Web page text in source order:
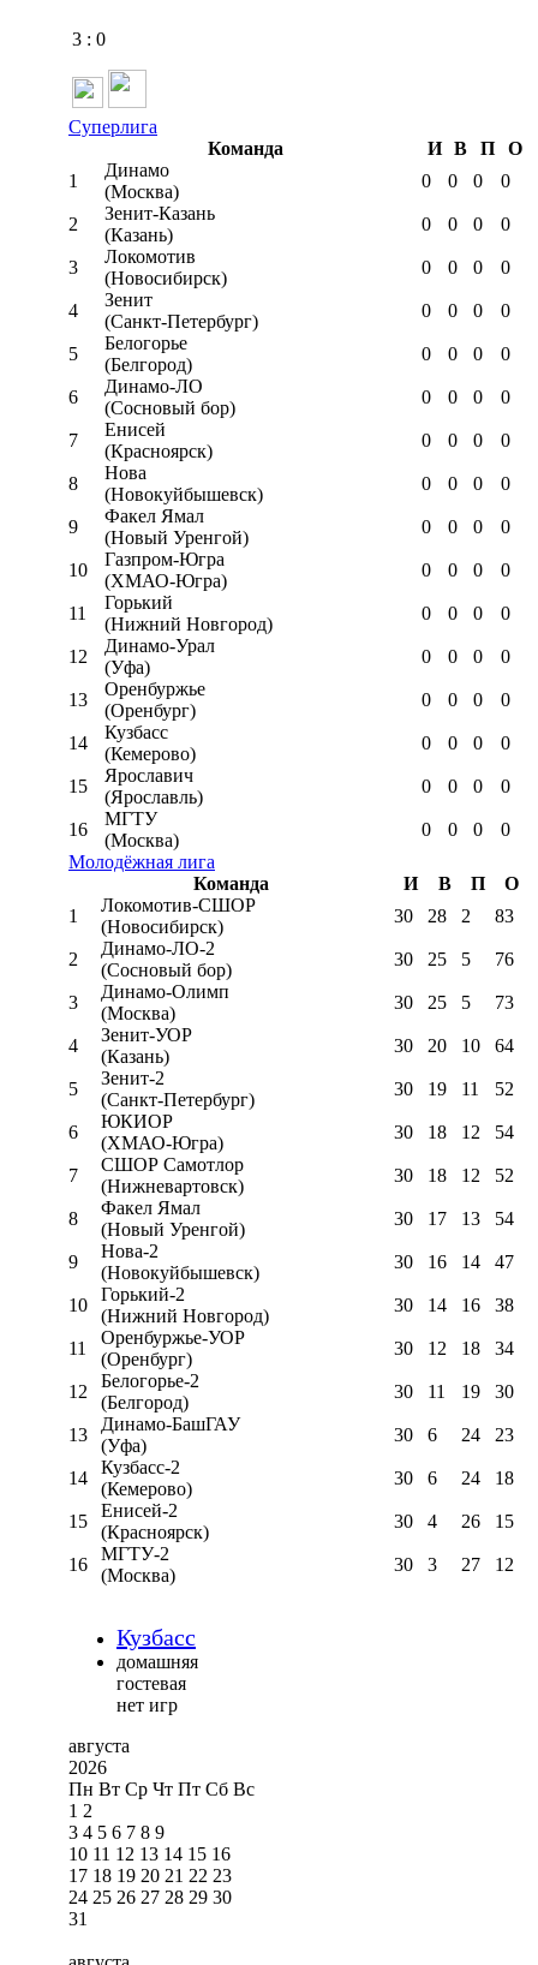
3 : 0
Суперлига
Команда
И В П
О
1
Динамо
(Москва)
0 0 0 0
2
Зенит-Казань
(Казань)
0 0 0 0
3
Локомотив
(Новосибирск)
0 0 0 0
4
Зенит
(Санкт-Петербург)
0 0 0 0
5
Белогорье
(Белгород)
0 0 0 0
6
Динамо-ЛО
(Сосновый бор)
0 0 0 0
7
Енисей
(Красноярск)
0 0 0 0
8
Нова
(Новокуйбышевск)
0 0 0 0
9
Факел Ямал
(Новый Уренгой)
0 0 0 0
10
Газпром-Югра
(ХМАО-Югра)
0 0 0 0
11
Горький
(Нижний Новгород)
0 0 0 0
12
Динамо-Урал
(Уфа)
0 0 0 0
13
Оренбуржье
(Оренбург)
0 0 0 0
14
Кузбасс
(Кемерово)
0 0 0 0
15
Ярославич
(Ярославль)
0 0 0 0
16
МГТУ
(Москва)
0 0 0
0
Молодёжная лига
Команда
И В П
О
1
Локомотив-CШОР
(Новосибирск)
30 28 2 83
2
Динамо-ЛО-2
(Сосновый бор)
30 25 5 76
3
Динамо-Олимп
(Москва)
30 25 5 73
4
Зенит-УОР
(Казань)
30 20 10 64
5
Зенит-2
(Санкт-Петербург)
30 19 11 52
6
ЮКИОР
(ХМАО-Югра)
30 18 12 54
7
СШОР Самотлор
(Нижневартовск)
30 18 12 52
8
Факел Ямал
(Новый Уренгой)
30 17 13 54
9
Нова-2
(Новокуйбышевск)
30 16 14 47
10
Горький-2
(Нижний Новгород)
30 14 16 38
11
Оренбуржье-УОР
(Оренбург)
30 12 18 34
12
Белогорье-2
(Белгород)
30 11 19 30
13
Динамо-БашГАУ
(Уфа)
30 6 24 23
14
Кузбасс-2
(Кемерово)
30 6 24 18
15
Енисей-2
(Красноярск)
30 4 26 15
16
МГТУ-2
(Москва)
30 3 27 12
Кузбасс
домашняя
гостевая
нет игр
августа
2026
Пн Вт Ср Чт Пт Сб Вс
1 2
3 4 5 6 7 8 9
10 11 12 13 14 15 16
17 18 19 20 21 22 23
24 25 26 27 28 29 30
31